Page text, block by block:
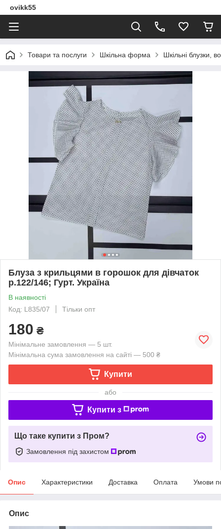
ovikk55
Товари та послуги Шкільна форма Шкільні блузки,
Блуза з крильцями в горошок для дівчаток
р.122/146; Гурт. Україна
В наявності
Код: L835/07
Тільки опт
180 ₴
Мінімальне замовлення — 5 шт.
Мінімальна сума замовлення на сайті — 500 ₴
Купити
або
Купити з
Що таке купити з Пром?
Замовлення під захистом
Опис Характеристики Доставка Оплата Умови
Опис